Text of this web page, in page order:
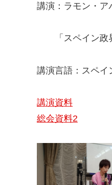
講演：ラモン・ア
「スペイン政界
講演言語：スペイ
講演資料
総会資料2